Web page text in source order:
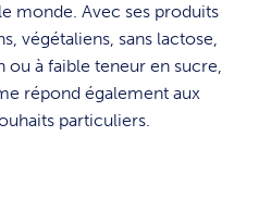
monde. Avec ses produits
végétaliens, sans lactose,
ou à faible teneur en sucre,
répond également aux
particuliers.